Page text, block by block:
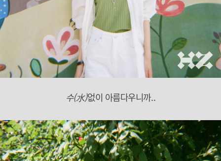
수(水)없이 아름다우니까..